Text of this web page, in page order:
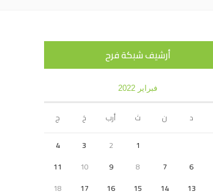
أرشيف شبكة فرح
فبراير 2022
د ن ث أرب خ
ج
1
2
3
4
6
7
8
9
10
11
13
14
15
16
17
18